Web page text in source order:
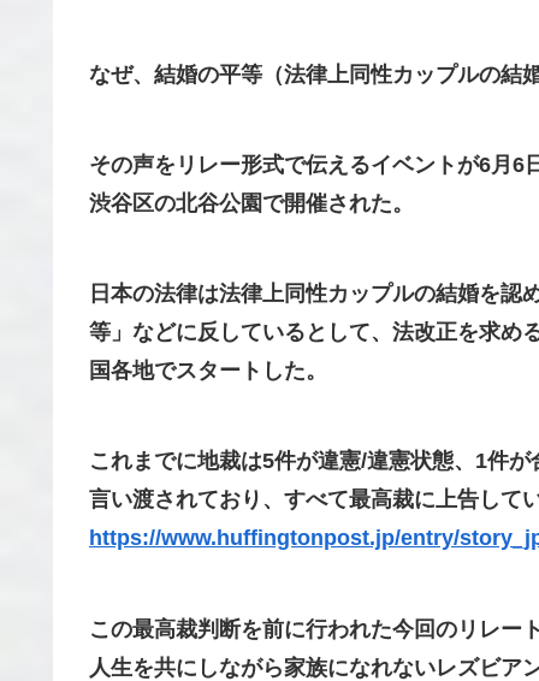
なぜ、結婚の平等（法律上同性カップルの
その声をリレー形式で伝えるイベントが6月
渋谷区の北谷公園で開催された。
日本の法律は法律上同性カップルの結婚を
等」などに反しているとして、法改正を求め
国各地でスタートした。
これまでに地裁は5件が違憲/違憲状態、1件
言い渡されており、すべて最高裁に上告して
https://www.huffingtonpost.jp/entry/
この最高裁判断を前に行われた今回のリレー
人生を共にしながら家族になれないレズビア